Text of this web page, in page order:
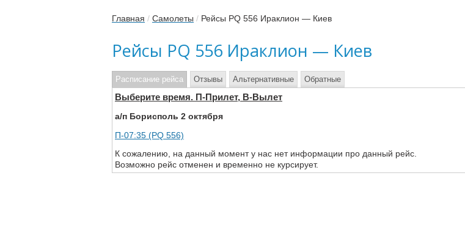
Главная / Самолеты / Рейсы PQ 556 Ираклион — Киев
Рейсы PQ 556 Ираклион — Киев
Расписание рейса
Выберите время. П-Прилет, В-Вылет
а/п Борисполь 2 октября
П-07:35 (PQ 556)
К сожалению, на данный момент у нас нет информации про данный рейс.
Возможно рейс отменен и временно не курсирует.
Отзывы Альтернативные Обратные